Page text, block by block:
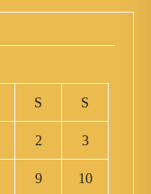
S S
2 3
9 10